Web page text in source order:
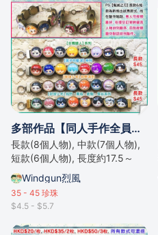
多部作品【同人手作全員手環系列】
長款(8個人物), 中款(7個人物),
短款(6個人物), 長度約17.5～
18.5cm
Windgun烈風
35 - 45 珍珠
$4.5 - $5.7